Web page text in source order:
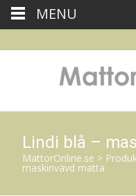
Lindi blå –
MattorOnline.se >
maskinvävd matta
MENU